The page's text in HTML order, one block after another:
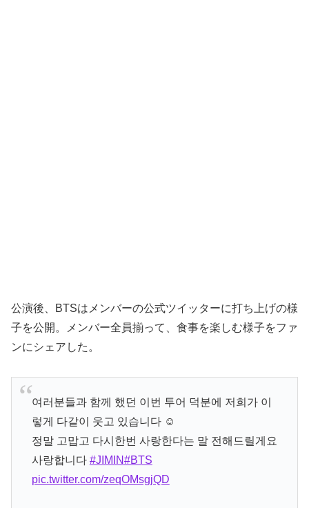
公演後、BTSはメンバーの公式ツイッターに打ち上げの様
子を公開。メンバー全員揃って、食事を楽しむ様子をファ
ンにシェアした。
여러분들과 함께 했던 이번 투어 덕분에 저희가 이
렇게 다같이 웃고 있습니다 ☺️
정말 고맙고 다시한번 사랑한다는 말 전해드릴게요
사랑합니다 #JIMIN#BTS
pic.twitter.com/zeqOMsgjQD